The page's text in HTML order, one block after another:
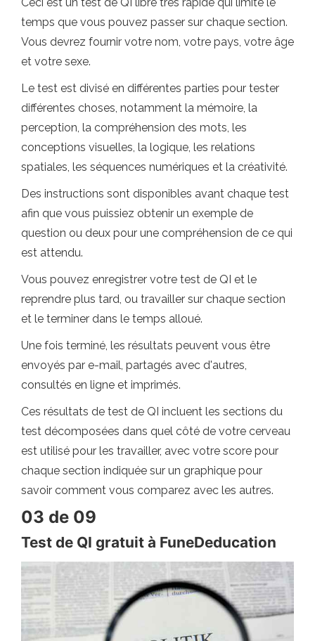
Ceci est un test de QI libre très rapide qui limite le
temps que vous pouvez passer sur chaque section.
Vous devrez fournir votre nom, votre pays, votre âge
et votre sexe.
Le test est divisé en différentes parties pour tester
différentes choses, notamment la mémoire, la
perception, la compréhension des mots, les
conceptions visuelles, la logique, les relations
spatiales, les séquences numériques et la créativité.
Des instructions sont disponibles avant chaque test
afin que vous puissiez obtenir un exemple de
question ou deux pour une compréhension de ce qui
est attendu.
Vous pouvez enregistrer votre test de QI et le
reprendre plus tard, ou travailler sur chaque section
et le terminer dans le temps alloué.
Une fois terminé, les résultats peuvent vous être
envoyés par e-mail, partagés avec d'autres,
consultés en ligne et imprimés.
Ces résultats de test de QI incluent les sections du
test décomposées dans quel côté de votre cerveau
est utilisé pour les travailler, avec votre score pour
chaque section indiquée sur un graphique pour
savoir comment vous comparez avec les autres.
03 de 09
Test de QI gratuit à FuneDeducation